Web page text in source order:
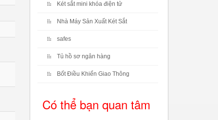
Két sắt mini khóa điện tử
Nhà Máy Sản Xuất Két Sắt
safes
Tủ hồ sơ ngân hàng
Bốt Điều Khiển Giao Thông
Có thể bạn quan tâm